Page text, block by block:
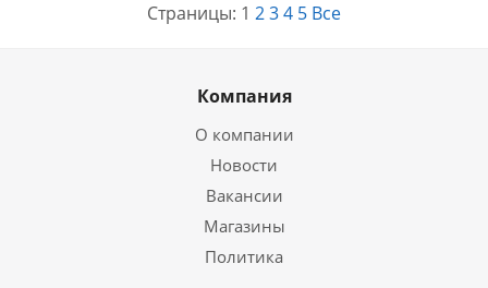
Страницы: 1 234 5 Все
Компания
О компании
Новости
Вакансии
Магазины
Политика